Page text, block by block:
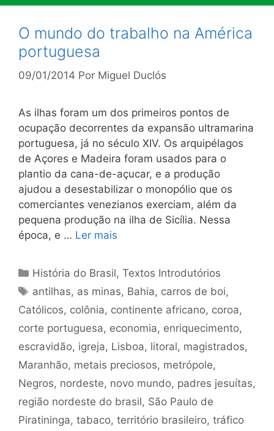
O mundo do trabalho na América
portuguesa
09/01/2014 Por Miguel Duclós
As ilhas foram um dos primeiros pontos de
ocupação decorrentes da expansão ultramarina
portuguesa, já no século XIV. Os arquipélagos
de Açores e Madeira foram usados para o
plantio da cana-de-açucar, e a produção
ajudou a desestabilizar o monopólio que os
comerciantes venezianos exerciam, além da
pequena produção na ilha de Sicília. Nessa
época, e … Ler mais
Categorias
História do Brasil,Textos Introdutórios
Tags
antilhas, as minas, Bahia, carros de boi,
Católicos, colônia, continente africano, coroa,
corte portuguesa, economia, enriquecimento,
escravidão, igreja, Lisboa, litoral, magistrados,
Maranhão, metais preciosos, metrópole,
Negros, nordeste, novo mundo, padres jesuítas,
região nordeste do brasil, São Paulo de
Piratininga, tabaco, território brasileiro, tráfico